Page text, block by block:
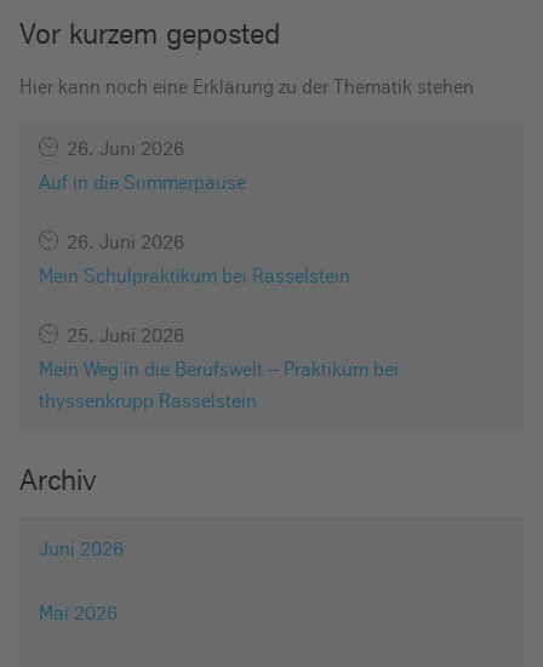
Vor kurzem geposted
Hier kann noch eine Erklärung zu der Thematik stehen
26. Juni 2026
Auf in die Sommerpause
26. Juni 2026
Mein Schulpraktikum bei Rasselstein
25. Juni 2026
Mein Weg in die Berufswelt – Praktikum bei
thyssenkrupp Rasselstein
Archiv
Juni 2026
Mai 2026